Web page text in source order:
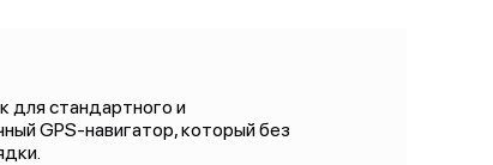
для стандартного и
GPS-навигатор, который без